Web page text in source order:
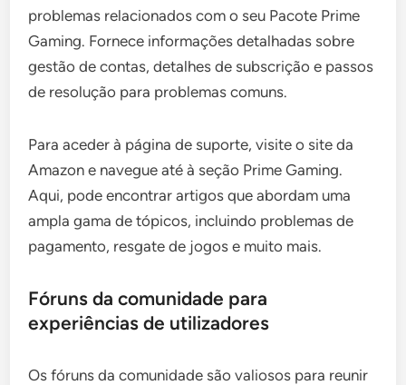
problemas relacionados com o seu Pacote Prime
Gaming. Fornece informações detalhadas sobre
gestão de contas, detalhes de subscrição e passos
de resolução para problemas comuns.
Para aceder à página de suporte, visite o site da
Amazon e navegue até à seção Prime Gaming.
Aqui, pode encontrar artigos que abordam uma
ampla gama de tópicos, incluindo problemas de
pagamento, resgate de jogos e muito mais.
Fóruns da comunidade para
experiências de utilizadores
Os fóruns da comunidade são valiosos para reunir